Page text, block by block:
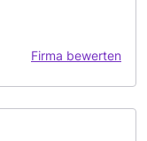
Firma bewerten